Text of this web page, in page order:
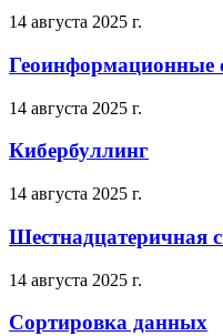
14 августа 2025 г.
Геоинформационные
14 августа 2025 г.
Кибербуллинг
14 августа 2025 г.
Шестнадцатеричная
14 августа 2025 г.
Сортировка данных